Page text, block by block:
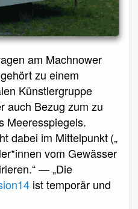
am Machnower
zu einem
Künstlergruppe
auch Bezug zum zu
Meeresspiegels.
dabei im Mittelpunkt („
vom Gewässer
— „Die
ist temporär und